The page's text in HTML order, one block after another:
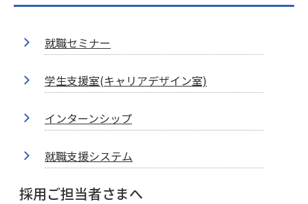
就職セミナー
学生支援室(キャリアデザイン室)
インターンシップ
就職支援システム
採用ご担当者さまへ